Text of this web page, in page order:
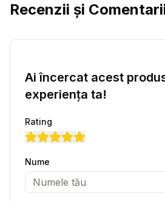
Recenzii și
Ai încercat acest
experiența ta!
Rating
Nume